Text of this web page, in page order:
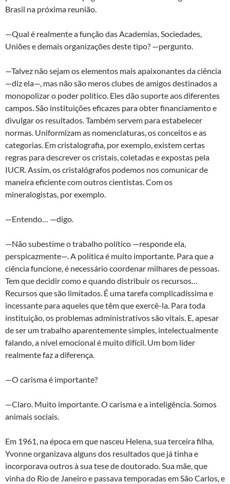
Brasil na próxima reunião.
—Qual é realmente a função das Academias, Sociedades,
Uniões e demais organizações deste tipo? —pergunto.
—Talvez não sejam os elementos mais apaixonantes da ciência
—diz ela—, mas não são meros clubes de amigos destinados a
monopolizar o poder político. Eles dão suporte aos diferentes
campos. São instituições eficazes para obter financiamento e
divulgar os resultados. Também servem para estabelecer
normas. Uniformizam as nomenclaturas, os conceitos e as
categorias. Em cristalografia, por exemplo, existem certas
regras para descrever os cristais, coletadas e expostas pela
IUCR. Assim, os cristalógrafos podemos nos comunicar de
maneira eficiente com outros cientistas. Com os
mineralogistas, por exemplo.
—Entendo… —digo.
—Não subestime o trabalho político —responde ela,
perspicazmente—. A política é muito importante. Para que a
ciência funcione, é necessário coordenar milhares de pessoas.
Tem que decidir como e quando distribuir os recursos…
Recursos que são limitados. É uma tarefa complicadíssima e
incessante para aqueles que têm que exercê-la. Para toda
instituição, os problemas administrativos são vitais. E, apesar
de ser um trabalho aparentemente simples, intelectualmente
falando, a nível emocional é muito difícil. Um bom líder
realmente faz a diferença.
—O carisma é importante?
—Claro. Muito importante. O carisma e a inteligência. Somos
animais sociais.
Em 1961, na época em que nasceu Helena, sua terceira filha,
Yvonne organizava alguns dos resultados que já tinha e
incorporava outros à sua tese de doutorado. Sua mãe, que
vinha do Rio de Janeiro e passava temporadas em São Carlos, e